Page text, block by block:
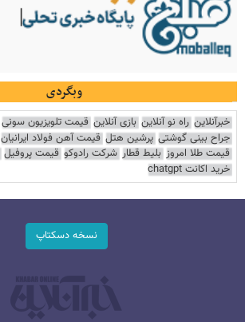
وبگردی
خبرآنلاین راه نو آنلاین بازی آنلاین قیمت تلویزیون سونی
جراح بینی گوشتی پرشین هتل قیمت آهن فولاد ایرانیان
قیمت طلا امروز بلیط قطار شرکت رادوکو قیمت پروفیل
خرید اکانت chatgpt
نسخه دسکتاپ